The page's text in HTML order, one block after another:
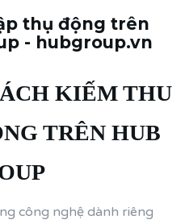
thụ động trên
- hubgroup.vn
KIẾM THU
TRÊN HUB
công nghệ dành riêng